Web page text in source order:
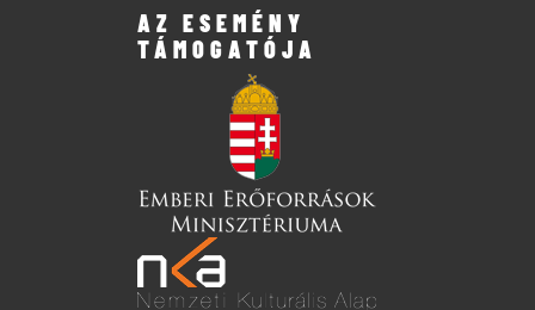
AZ ESEMÉNY
TÁMOGATÓJA